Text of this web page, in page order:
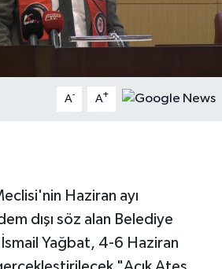
A- A+
Haziran ayı
dışı söz alan Belediye
İsmail Yağbat, 4-6 Haziran